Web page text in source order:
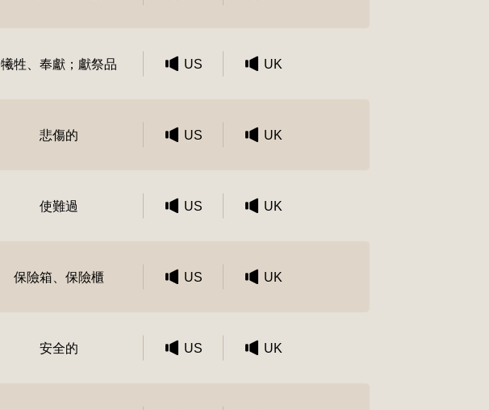
犧牲、奉獻；獻祭品 US UK
悲傷的 US UK
使難過 US UK
保險箱、保險櫃 US UK
安全的 US UK